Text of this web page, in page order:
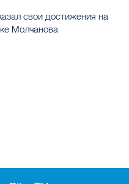
свои достижения на
Молчанова